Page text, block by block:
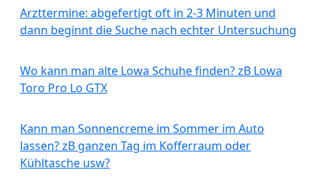
Arzttermine: abgefertigt oft in 2-3 Minuten und
dann beginnt die Suche nach echter Untersuchung
Wo kann man alte Lowa Schuhe finden? zB Lowa
Toro Pro Lo GTX
Kann man Sonnencreme im Sommer im Auto
lassen? zB ganzen Tag im Kofferraum oder
Kühltasche usw?